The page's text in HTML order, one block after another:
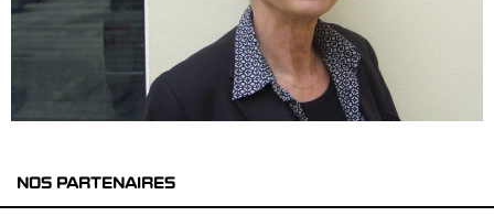
NOS PARTENAIRES